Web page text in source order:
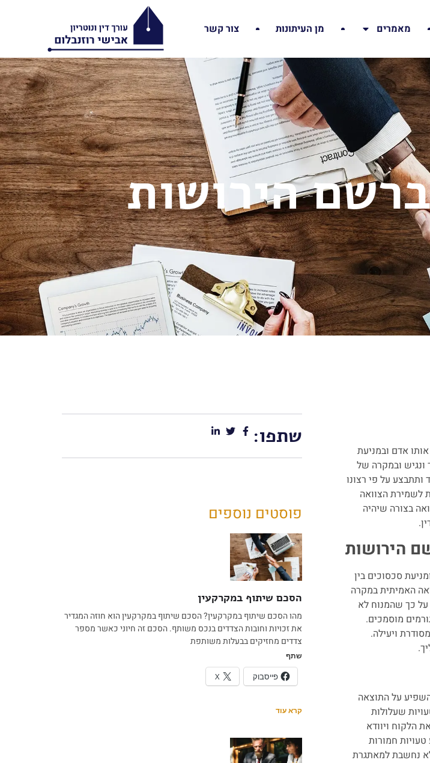
מאמרים מן העיתונות צור קשר
הירושות
אדם ובמניעת
ובמקרה של
ותתבצע על פי רצונו
לשמירת הצוואה
בצורה שיהיה
הירושות
סכסוכים בין
האמיתית במקרה
כך שהמנוח לא
מוסמכים.
ויעילה.
על התוצאה
שעלולות
הלקוח ויוודא
חמורות
נחשבת למאתגרת
שתפו:
פוסטים נוספים
הסכם שיתוף במקרקעין
מהו הסכם שיתוף במקרקעין? הסכם שיתוף במקרקעין הוא חוזה המגדיר
את זכויות וחובות הצדדים בנכס משותף. הסכם זה חיוני כאשר מספר
צדדים מחזיקים בבעלות משותפת
שתף
פייסבוק X
קרא עוד